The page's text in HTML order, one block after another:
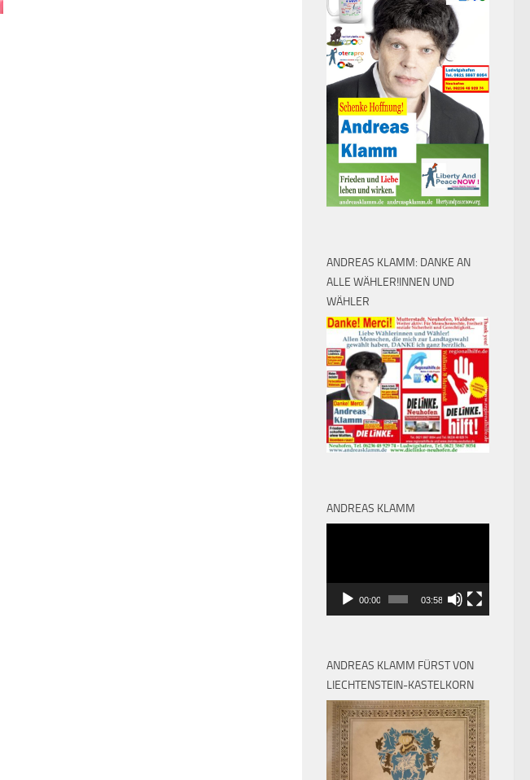
ANDREAS KLAMM: DANKE AN
ALLE WÄHLER!INNEN UND
WÄHLER
ANDREAS KLAMM
00:00 03:58
ANDREAS KLAMM FÜRST VON
LIECHTENSTEIN-KASTELKORN